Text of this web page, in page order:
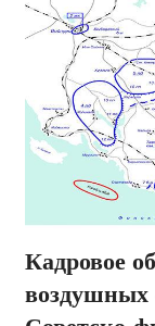
Кадровое
воздушных